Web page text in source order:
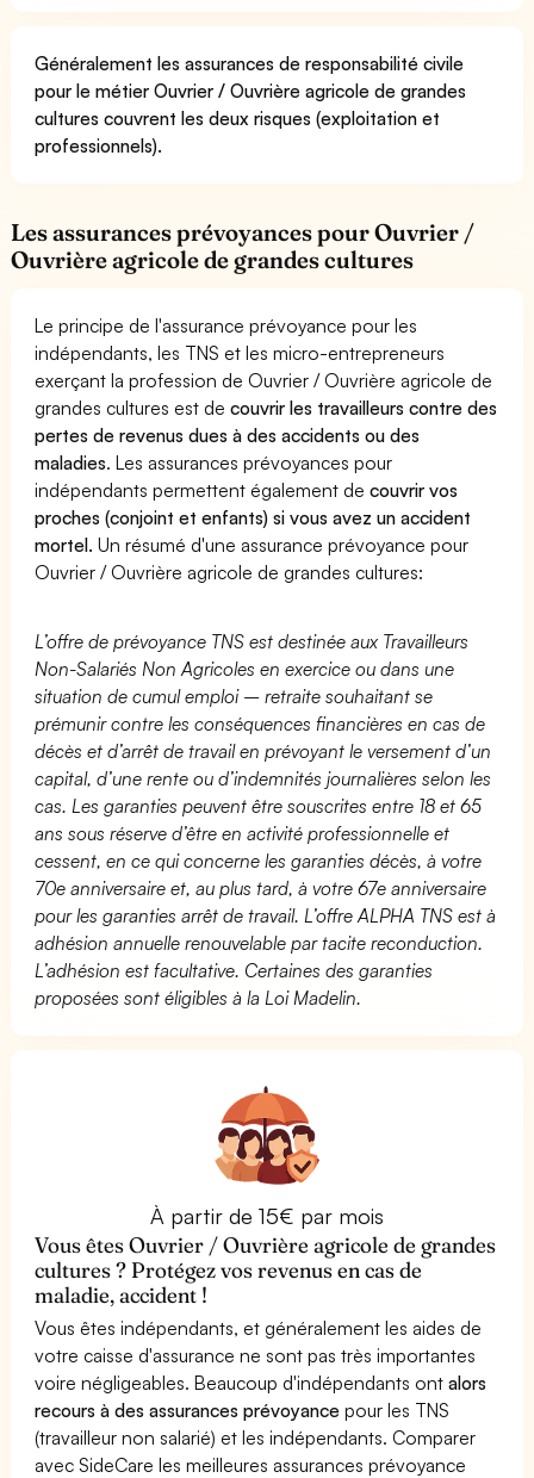
Généralement les assurances de responsabilité civile
pour le métier Ouvrier / Ouvrière agricole de grandes
cultures couvrent les deux risques (exploitation et
professionnels).
Les assurances prévoyances pour Ouvrier /
Ouvrière agricole de grandes cultures
Le principe de l'assurance prévoyance pour les
indépendants, les TNS et les micro-entrepreneurs
exerçant la profession de Ouvrier / Ouvrière agricole de
grandes cultures est decouvrir les travailleurs contre des
pertes de revenus dues à des accidents ou des
maladies. Les assurances prévoyances pour
indépendants permettent également decouvrir vos
proches (conjoint et enfants) si vous avez un accident
mortel. Un résumé d'une assurance prévoyance pour
Ouvrier / Ouvrière agricole de grandes cultures:
L’offre de prévoyance TNS est destinée aux Travailleurs
Non-Salariés Non Agricoles en exercice ou dans une
situation de cumul emploi – retraite souhaitant se
prémunir contre les conséquences financières en cas de
décès et d’arrêt de travail en prévoyant le versement d’un
capital, d’une rente ou d’indemnités journalières selon les
cas. Les garanties peuvent être souscrites entre 18 et 65
ans sous réserve d’être en activité professionnelle et
cessent, en ce qui concerne les garanties décès, à votre
70e anniversaire et, au plus tard, à votre 67e anniversaire
pour les garanties arrêt de travail. L’offre ALPHA TNS est à
adhésion annuelle renouvelable par tacite reconduction.
L’adhésion est facultative. Certaines des garanties
proposées sont éligibles à la Loi Madelin.
À partir de 15€ par mois
Vous êtes Ouvrier / Ouvrière agricole de grandes
cultures ? Protégez vos revenus en cas de
maladie, accident !
Vous êtes indépendants, et généralement les aides de
votre caisse d'assurance ne sont pas très importantes
voire négligeables. Beaucoup d'indépendants ontalors
recours à des assurances prévoyance pour les TNS
(travailleur non salarié) et les indépendants. Comparer
avec SideCare les meilleures assurances prévoyance